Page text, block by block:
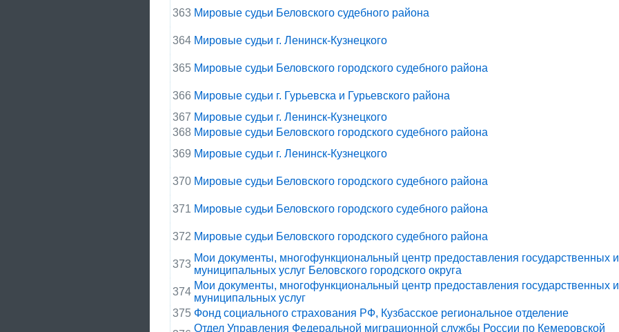
363 Мировые судьи Беловского судебного района
364 Мировые судьи г. Ленинск-Кузнецкого
365 Мировые судьи Беловского городского судебного района
366 Мировые судьи г. Гурьевска и Гурьевского района
367 Мировые судьи г. Ленинск-Кузнецкого
368 Мировые судьи Беловского городского судебного района
369 Мировые судьи г. Ленинск-Кузнецкого
370 Мировые судьи Беловского городского судебного района
371 Мировые судьи Беловского городского судебного района
372 Мировые судьи Беловского городского судебного района
373
Мои документы, многофункциональный центр предоставления государственных и
муниципальных услуг Беловского городского округа
374
Мои документы, многофункциональный центр предоставления государственных и
муниципальных услуг
375 Фонд социального страхования РФ, Кузбасское региональное отделение
Отдел Управления Федеральной миграционной службы России по Кемеровской